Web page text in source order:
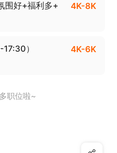
围好+福利多+ 4K-8K
） 4K-6K
职位啦~